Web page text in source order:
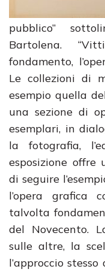
pubblico”
Bartolena.
fondamento,
Le collezioni di
esempio quella
una sezione di
esemplari, in
la fotografia,
esposizione
di seguire
l’opera grafica
talvolta
del Novecento.
sulle altre, la
l’approccio